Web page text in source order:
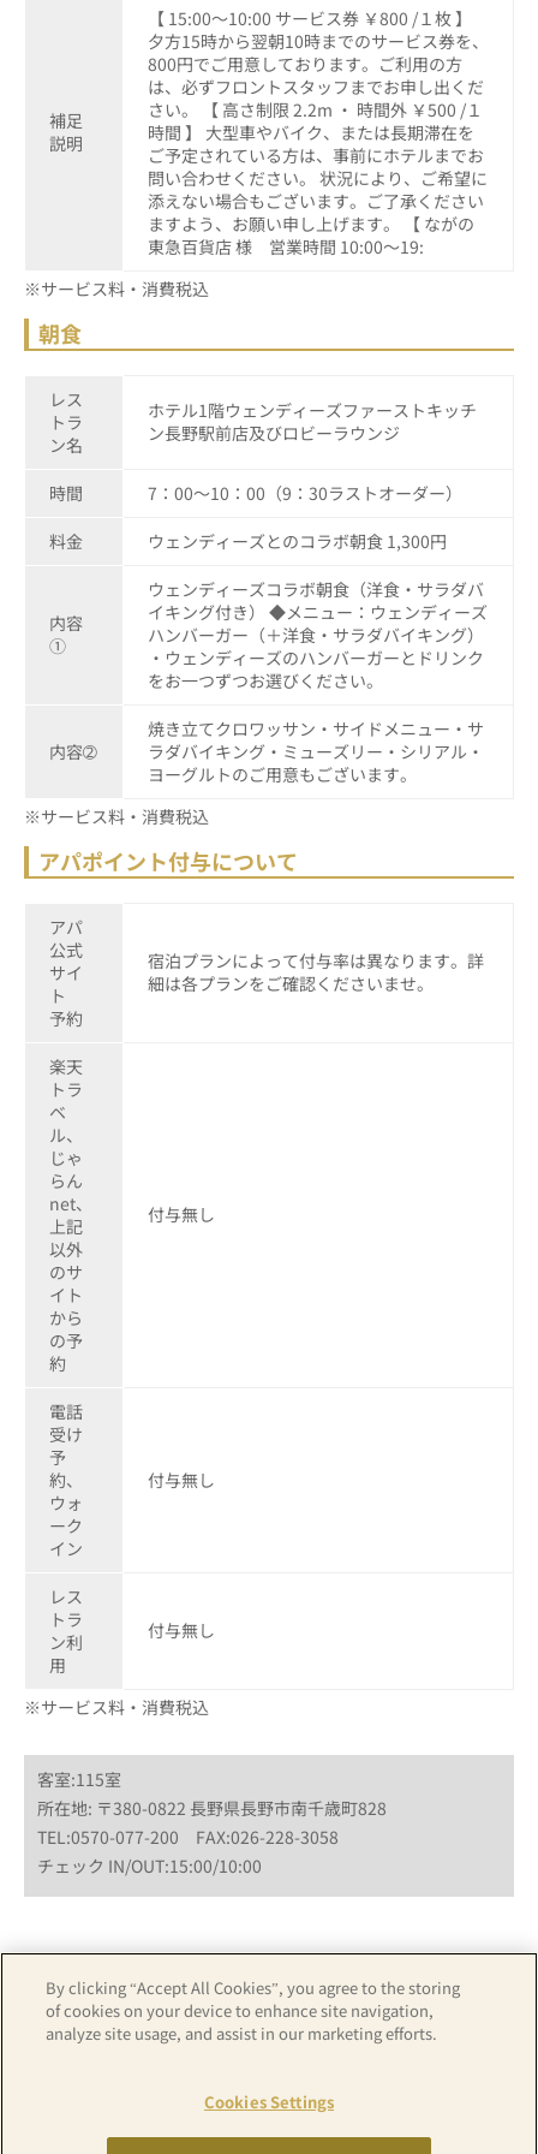
補足
説明
【 15:00～10:00 サービス券 ￥800 /１枚 】
夕方15時から翌朝10時までのサービス券を、
800円でご用意しております。ご利用の方
は、必ずフロントスタッフまでお申し出くだ
さい。 【 高さ制限 2.2m ・ 時間外 ￥500 /１
時間 】 大型車やバイク、または長期滞在を
ご予定されている方は、事前にホテルまでお
問い合わせください。 状況により、ご希望に
添えない場合もございます。ご了承ください
ますよう、お願い申し上げます。 【 ながの
東急百貨店 様 営業時間 10:00～19:
※サービス料・消費税込
朝食
レス
トラ
ン名
ホテル1階ウェンディーズファーストキッチ
ン長野駅前店及びロビーラウンジ
時間
7：00～10：00（9：30ラストオーダー）
料金
ウェンディーズとのコラボ朝食 1,300円
内容
①
ウェンディーズコラボ朝食（洋食・サラダバ
イキング付き） ◆メニュー：ウェンディーズ
ハンバーガー（＋洋食・サラダバイキング）
・ウェンディーズのハンバーガーとドリンク
をお一つずつお選びください。
内容➁
焼き立てクロワッサン・サイドメニュー・サ
ラダバイキング・ミューズリー・シリアル・
ヨーグルトのご用意もございます。
※サービス料・消費税込
アパポイント付与について
アパ
公式
サイ
ト
予約
宿泊プランによって付与率は異なります。詳
細は各プランをご確認くださいませ。
楽天
トラ
ベ
ル、
じゃ
らん
net、
上記
以外
のサ
イト
から
の予
約
付与無し
電話
受け
予
約、
ウォ
ーク
イン
付与無し
レス
トラ
ン利
用
付与無し
※サービス料・消費税込
客室:115室
所在地: 〒380-0822 長野県長野市南千歳町828
TEL:0570-077-200 FAX:026-228-3058
チェック IN/OUT:15:00/10:00
ホテル詳細はこちら カレンダーから予約
アパホテル公式TOPはこちら
By clicking “Accept All Cookies”, you agree to the storing
of cookies on your device to enhance site navigation,
analyze site usage, and assist in our marketing efforts.
Cookies Settings